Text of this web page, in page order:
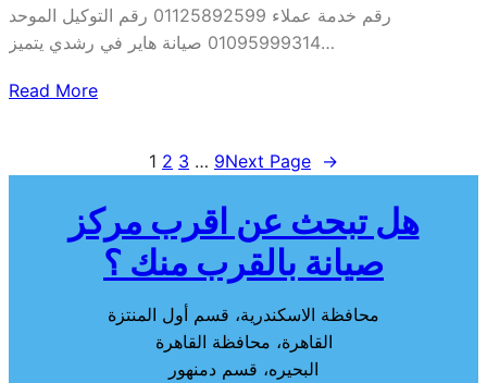
رقم خدمة عملاء 01125892599 رقم التوكيل الموحد
01095999314 صيانة هاير في رشدي يتميز…
Read More
1 2 3 … 9Next Page →
هل تبحث عن اقرب مركز
صيانة بالقرب منك ؟
محافظة الاسكندرية، قسم أول المنتزة
القاهرة، محافظة القاهرة
البحيره، قسم دمنهور